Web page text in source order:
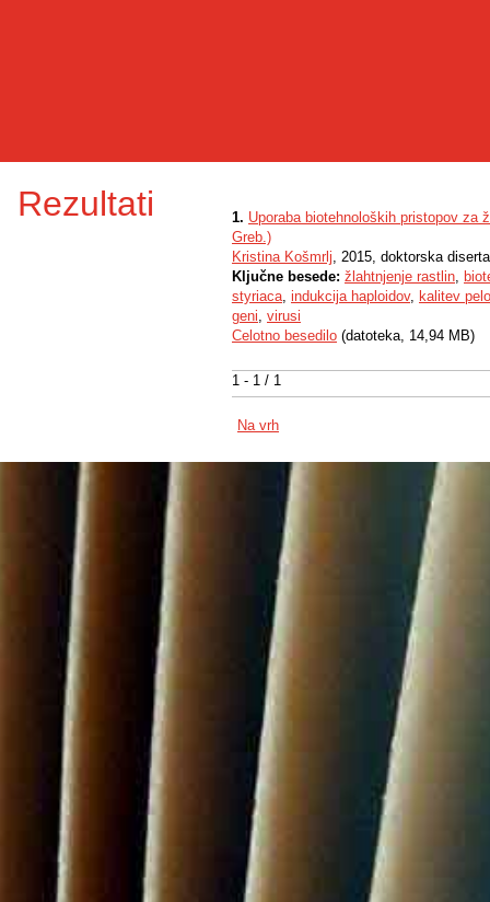
Rezultati
1 - 1 / 1
1. Uporaba biotehnoloških pristopov za
Greb.)
Kristina Košmrlj, 2015, doktorska
Ključne besede: žlahtnjenje rastlin,
styriaca, indukcija haploidov, kalitev
geni, virusi
Celotno besedilo (datoteka, 14,94 MB)
Na vrh